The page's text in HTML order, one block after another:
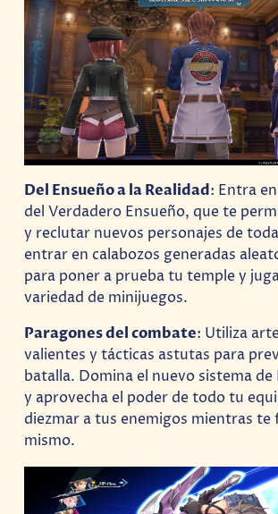
Del Ensueño a la Realidad: Entra
del Verdadero Ensueño, que te
y reclutar nuevos personajes de
entrar en calabozos generadas
para poner a prueba tu temple y
variedad de minijuegos.
Paragones del combate: Utiliza
valientes y tácticas astutas para
batalla. Domina el nuevo sistema
y aprovecha el poder de todo tu
diezmar a tus enemigos mientras te
mismo.